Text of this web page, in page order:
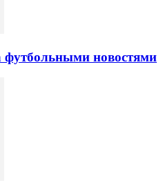
футбольными новостями